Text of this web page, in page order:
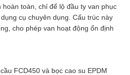
toàn, chỉ để lộ đầu ty van phục
cụ chuyên dụng. Cấu trúc này
cho phép van hoạt động ổn định
FCD450 và bọc cao su EPDM